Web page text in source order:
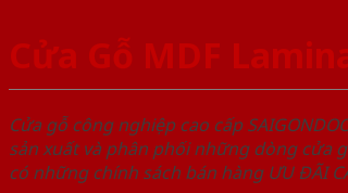
Cửa Gỗ MDF
Cửa gỗ công nghiệp cao cấp
sản xuất và phân phối những dòng cửa
có những chính sách bán hàng ƯU ĐÃI